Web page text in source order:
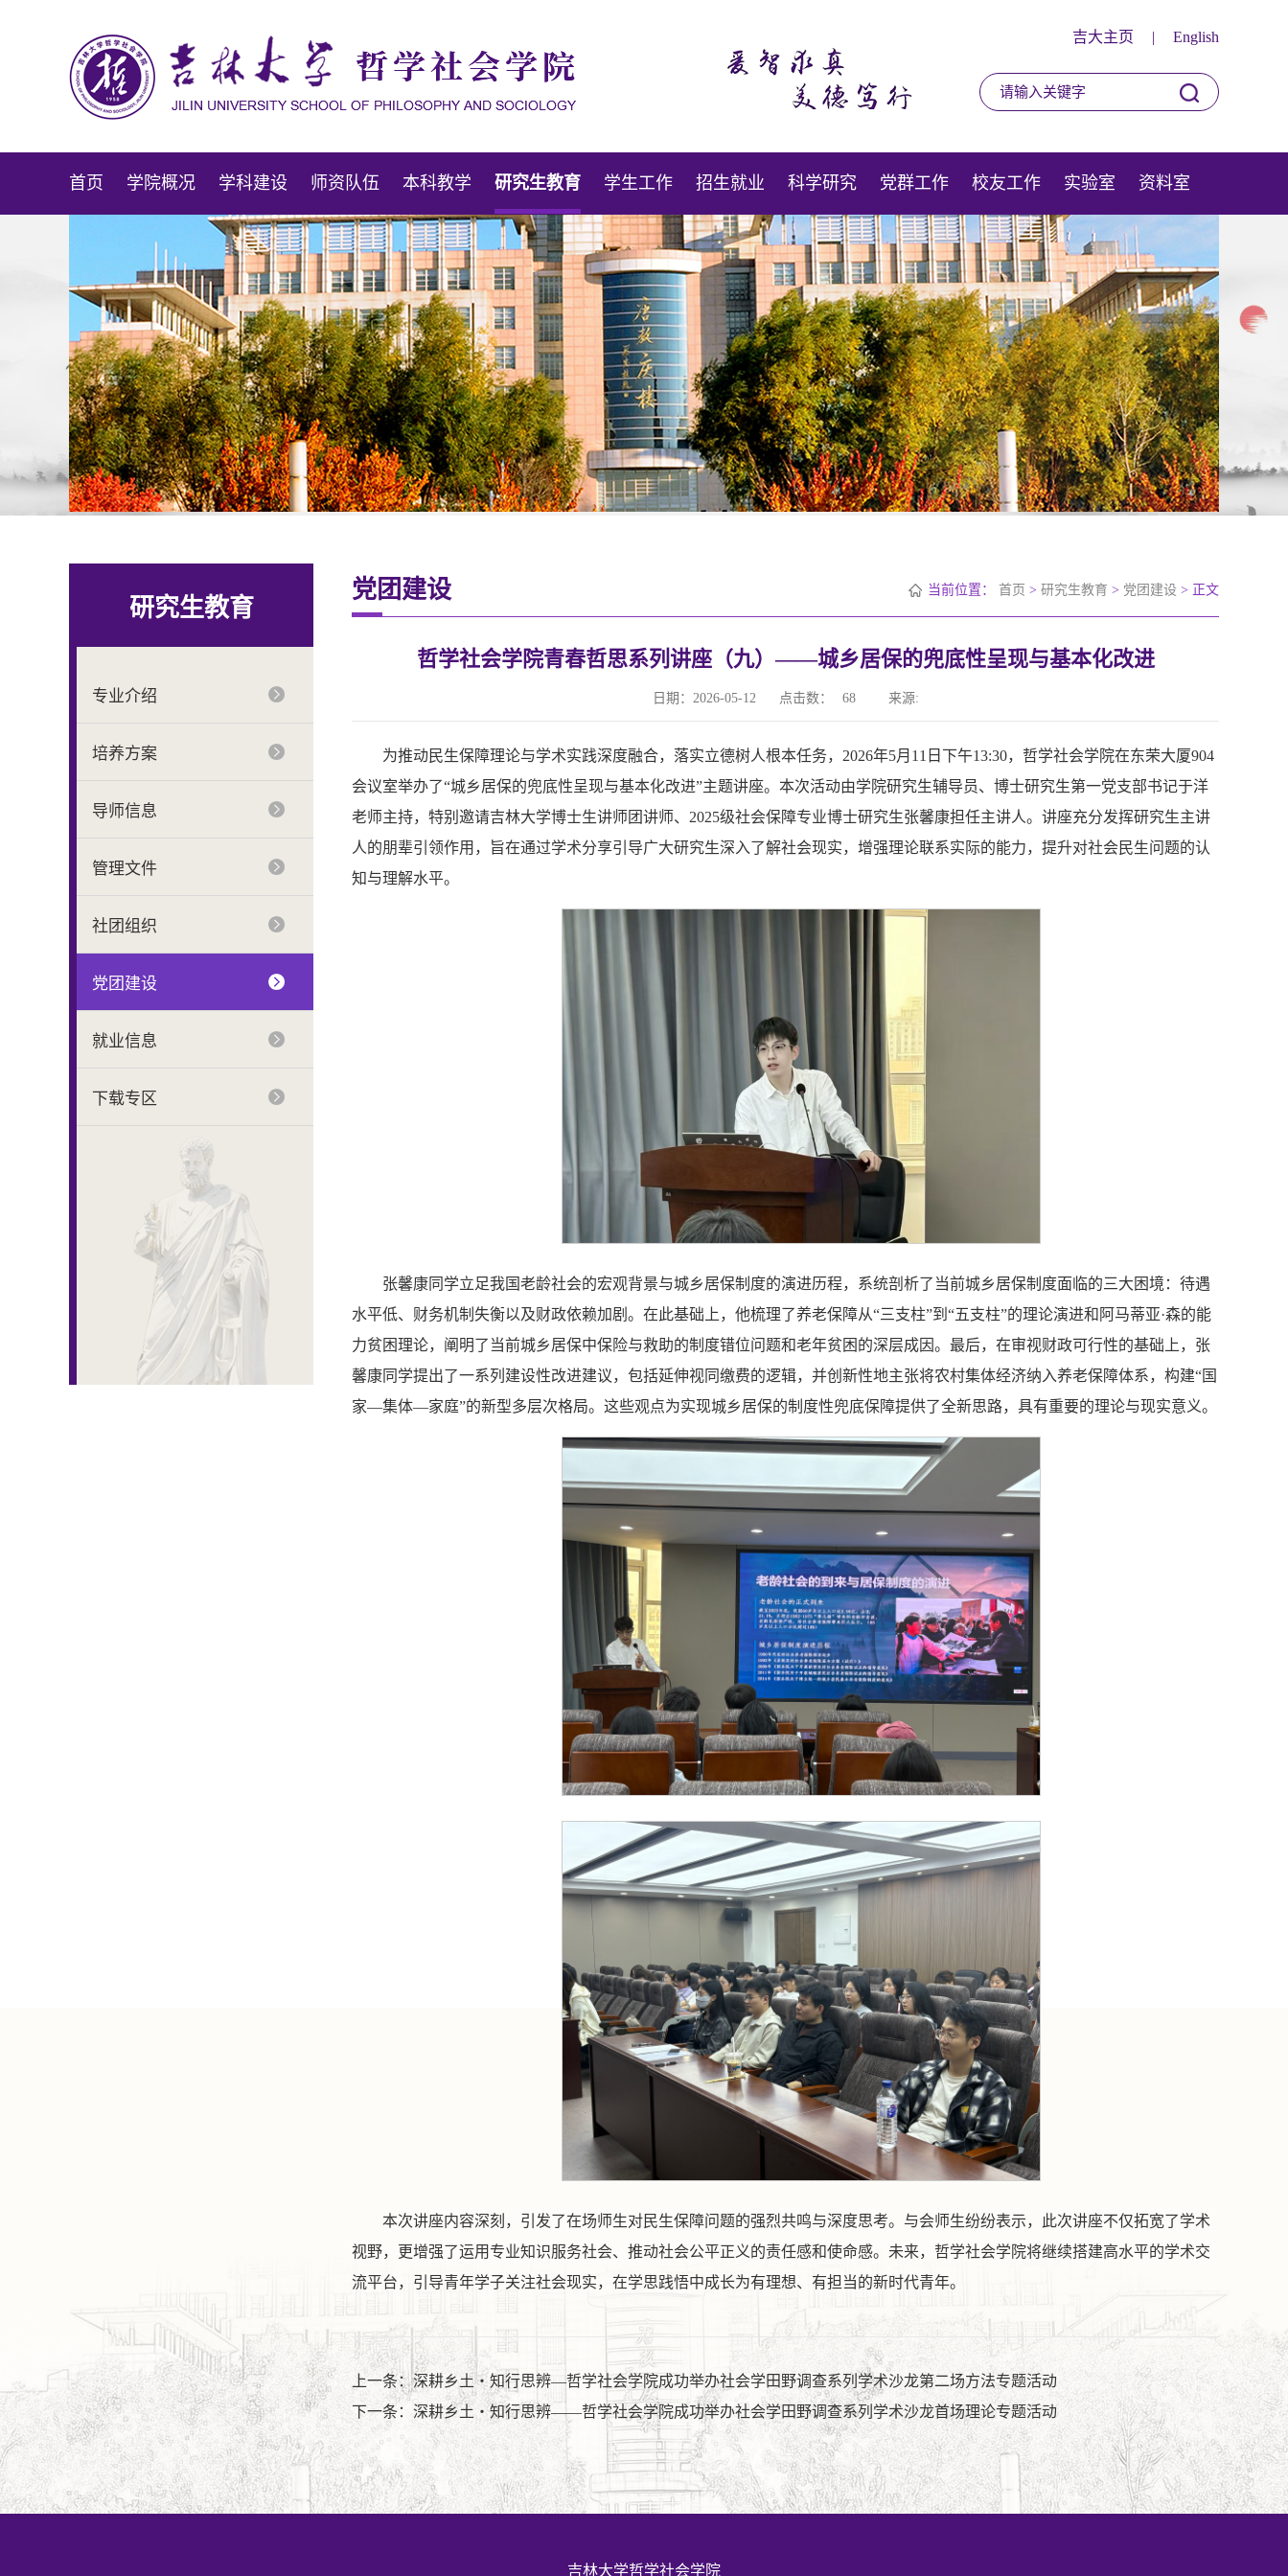
吉大主页 | English
首页 学院概况 学科建设 师资队伍 本科教学 研究生教育 学生工作 招生就业 科学研究 党群工作 校友工作 实验室 资料室
研究生教育
专业介绍
培养方案
导师信息
管理文件
社团组织
党团建设
就业信息
下载专区
党团建设 当前位置： 首页 > 研究生教育 > 党团建设 > 正文
哲学社会学院青春哲思系列讲座（九）——城乡居保的兜底性呈现与基本化改进
日期：2026-05-12 点击数： 68 来源:
为推动民生保障理论与学术实践深度融合，落实立德树人根本任务，2026年5月11日下午13:30，哲学社会学院在东荣大厦904
会议室举办了“城乡居保的兜底性呈现与基本化改进”主题讲座。本次活动由学院研究生辅导员、博士研究生第一党支部书记于洋
老师主持，特别邀请吉林大学博士生讲师团讲师、2025级社会保障专业博士研究生张馨康担任主讲人。讲座充分发挥研究生主讲
人的朋辈引领作用，旨在通过学术分享引导广大研究生深入了解社会现实，增强理论联系实际的能力，提升对社会民生问题的认
知与理解水平。
张馨康同学立足我国老龄社会的宏观背景与城乡居保制度的演进历程，系统剖析了当前城乡居保制度面临的三大困境：待遇
水平低、财务机制失衡以及财政依赖加剧。在此基础上，他梳理了养老保障从“三支柱”到“五支柱”的理论演进和阿马蒂亚·森的能
力贫困理论，阐明了当前城乡居保中保险与救助的制度错位问题和老年贫困的深层成因。最后，在审视财政可行性的基础上，张
馨康同学提出了一系列建设性改进建议，包括延伸视同缴费的逻辑，并创新性地主张将农村集体经济纳入养老保障体系，构建“国
家—集体—家庭”的新型多层次格局。这些观点为实现城乡居保的制度性兜底保障提供了全新思路，具有重要的理论与现实意义。
本次讲座内容深刻，引发了在场师生对民生保障问题的强烈共鸣与深度思考。与会师生纷纷表示，此次讲座不仅拓宽了学术
视野，更增强了运用专业知识服务社会、推动社会公平正义的责任感和使命感。未来，哲学社会学院将继续搭建高水平的学术交
流平台，引导青年学子关注社会现实，在学思践悟中成长为有理想、有担当的新时代青年。
上一条：深耕乡土・知行思辨—哲学社会学院成功举办社会学田野调查系列学术沙龙第二场方法专题活动
下一条：深耕乡土・知行思辨——哲学社会学院成功举办社会学田野调查系列学术沙龙首场理论专题活动
吉林大学哲学社会学院